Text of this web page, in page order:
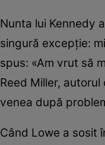
Nunta lui Kennedy
singură excepţie:
spus: «Am vrut să
Reed Miller,
venea după
Când Lowe a sosit